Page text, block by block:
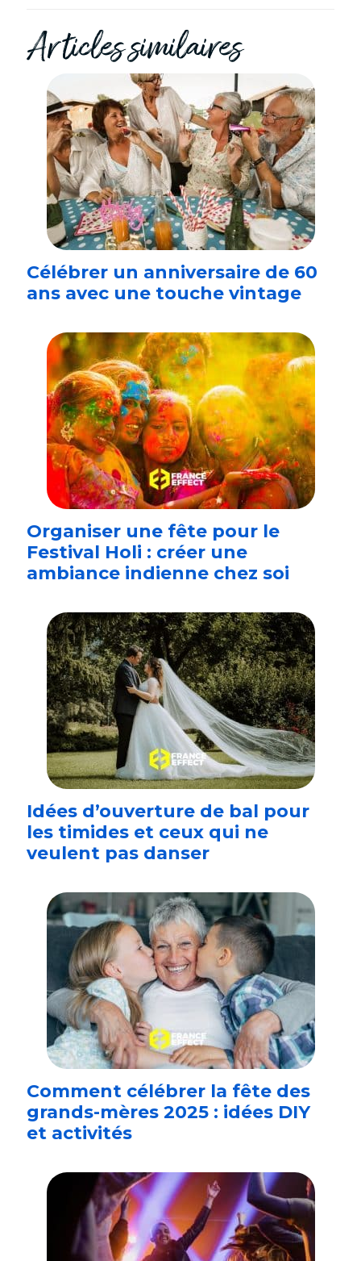
Articles similaires
Célébrer un anniversaire de 60
ans avec une touche vintage
Organiser une fête pour le
Festival Holi : créer une
ambiance indienne chez soi
Idées d’ouverture de bal pour
les timides et ceux qui ne
veulent pas danser
Comment célébrer la fête des
grands-mères 2025 : idées DIY
et activités